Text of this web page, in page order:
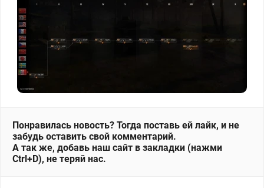
Понравилась новость? Тогда поставь ей лайк, и не
забудь оставить свой комментарий.
А так же, добавь наш сайт в закладки (нажми
Ctrl+D), не теряй нас.